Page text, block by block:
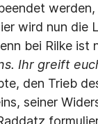
wird nun die
bei Rilke ist
Ihr greift
den Trieb
seiner